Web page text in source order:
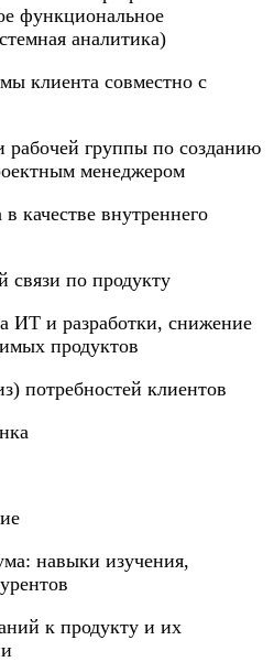
функциональное
аналитика)
клиента совместно с
рабочей группы по созданию
менеджером
качестве внутреннего
связи по продукту
ИТ и разработки, снижение
продуктов
потребностей клиентов
навыки изучения,
к продукту и их